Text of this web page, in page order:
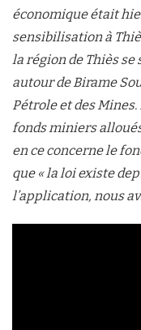
économique était
sensibilisation à
la région de Thiès
autour de Birame
Pétrole et des
fonds miniers
en ce concerne le
que « la loi existe
l’application, nous